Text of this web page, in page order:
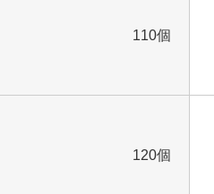
110個
120個